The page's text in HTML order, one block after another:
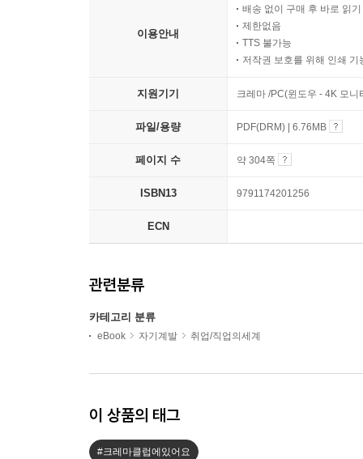
이용안내
배송 없이 구매 후 바로 읽기
제한없음
TTS 불가능
저작권 보호를 위해 인쇄 기
지원기기 크레마 /PC(윈도우 - 4K 모
파일/용량 PDF(DRM) | 6.76MB
페이지 수 약 304쪽
ISBN13 9791174201256
ECN
관련분류
카테고리 분류
eBook 자기계발 취업/직업의세계
이 상품의 태그
#크레마클럽에있어요